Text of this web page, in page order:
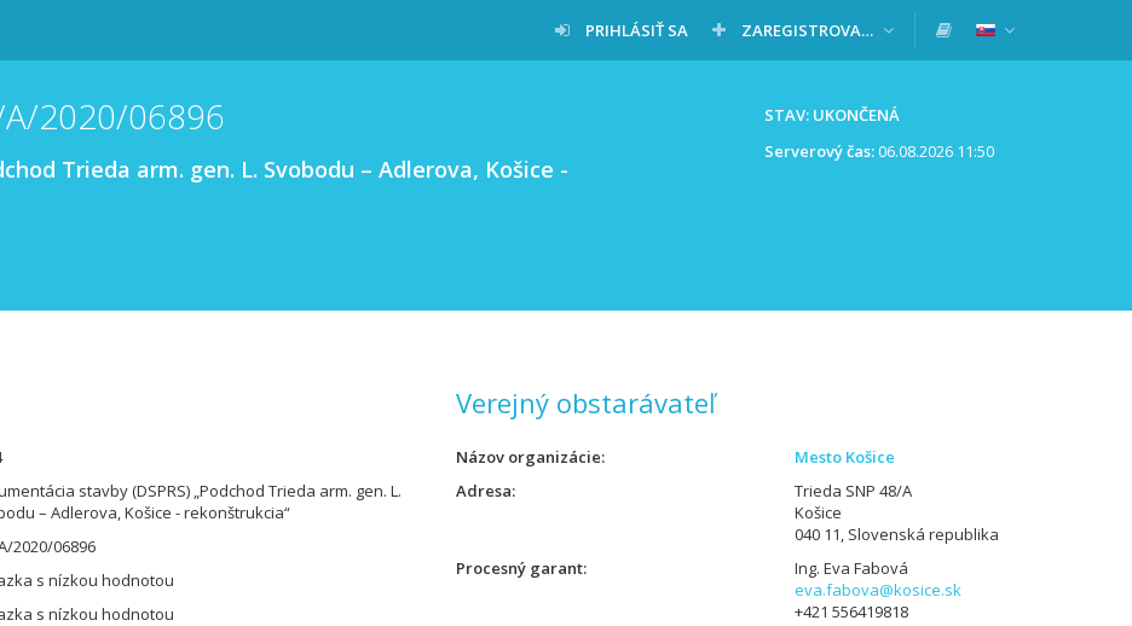
PRIHLÁSIŤ SA ZAREGISTROVAŤ SA
STAV: UKONČENÁ
Serverový čas:06.08.2026 11:50
2020/06896
Trieda arm. gen. L. Svobodu – Adlerova, Košice -
stavby (DSPRS) „Podchod Trieda arm. gen. L.
– Adlerova, Košice - rekonštrukcia“
2020/06896
s nízkou hodnotou
s nízkou hodnotou
Verejný obstarávateľ
Názov organizácie
Mesto Košice
Adresa
Trieda SNP 48/A
Košice
040 11, Slovenská republika
Procesný garant
Ing. Eva Fabová
eva.fabova@kosice.sk
+421 556419818